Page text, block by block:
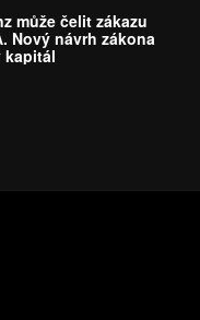
může čelit zákazu
Nový návrh zákona
kapitál